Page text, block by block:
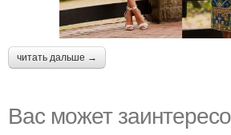
читать дальше →
Вас может